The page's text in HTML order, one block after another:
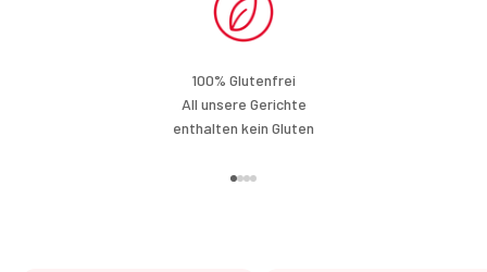
100% Glutenfrei
All unsere Gerichte
enthalten kein Gluten